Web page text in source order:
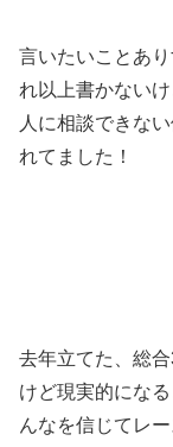
言いたいことあ
れ以上書かない
人に相談できな
れてました！
去年立てた、総
けど現実的にな
んなを信じてレ